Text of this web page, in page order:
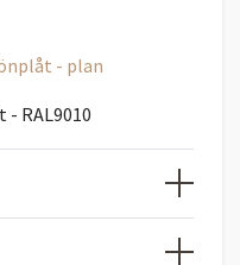
- plan
RAL9010